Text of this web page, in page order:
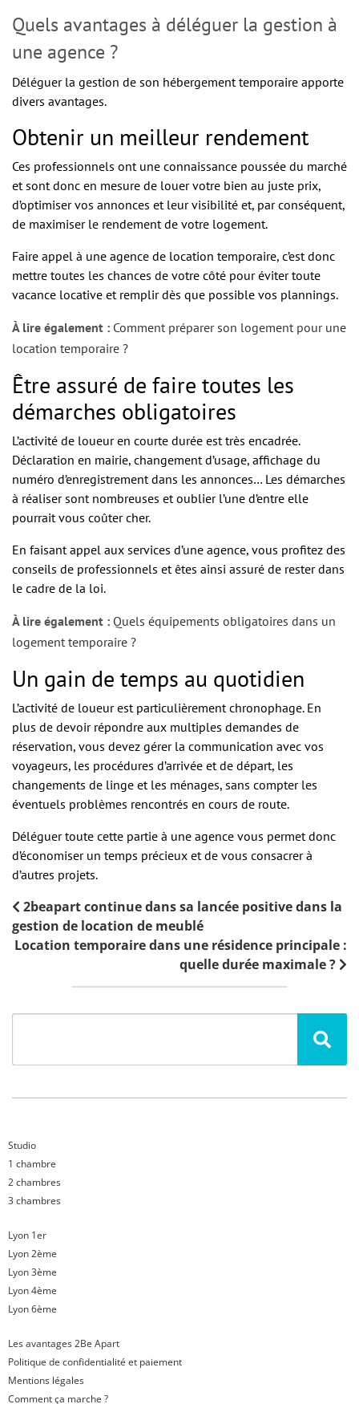
Quels avantages à déléguer la gestion à
une agence ?
Déléguer la gestion de son hébergement temporaire apporte
divers avantages.
Obtenir un meilleur rendement
Ces professionnels ont une connaissance poussée du marché
et sont donc en mesure de louer votre bien au juste prix,
d’optimiser vos annonces et leur visibilité et, par conséquent,
de maximiser le rendement de votre logement.
Faire appel à une agence de location temporaire, c’est donc
mettre toutes les chances de votre côté pour éviter toute
vacance locative et remplir dès que possible vos plannings.
À lire également : Comment préparer son logement pour une
location temporaire ?
Être assuré de faire toutes les
démarches obligatoires
L’activité de loueur en courte durée est très encadrée.
Déclaration en mairie, changement d’usage, affichage du
numéro d’enregistrement dans les annonces… Les démarches
à réaliser sont nombreuses et oublier l’une d’entre elle
pourrait vous coûter cher.
En faisant appel aux services d’une agence, vous profitez des
conseils de professionnels et êtes ainsi assuré de rester dans
le cadre de la loi.
À lire également : Quels équipements obligatoires dans un
logement temporaire ?
Un gain de temps au quotidien
L’activité de loueur est particulièrement chronophage. En
plus de devoir répondre aux multiples demandes de
réservation, vous devez gérer la communication avec vos
voyageurs, les procédures d’arrivée et de départ, les
changements de linge et les ménages, sans compter les
éventuels problèmes rencontrés en cours de route.
Déléguer toute cette partie à une agence vous permet donc
d’économiser un temps précieux et de vous consacrer à
d’autres projets.
2beapart continue dans sa lancée positive dans la
gestion de location de meublé
Location temporaire dans une résidence principale :
quelle durée maximale ?
Studio
1 chambre
2 chambres
3 chambres
Lyon 1er
Lyon 2ème
Lyon 3ème
Lyon 4ème
Lyon 6ème
Les avantages 2Be Apart
Politique de confidentialité et paiement
Mentions légales
Comment ça marche ?